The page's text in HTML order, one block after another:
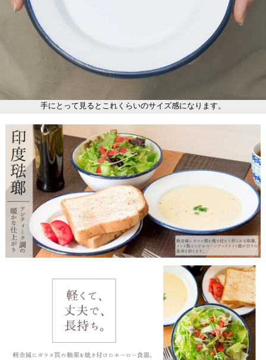
手にとって見るとこれくらいのサイズ感になります。